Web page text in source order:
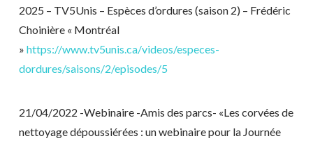
2025 – TV5Unis – Espèces d’ordures (saison 2) – Frédéric
Choinière « Montréal
» https://www.tv5unis.ca/videos/especes-
dordures/saisons/2/episodes/5
21/04/2022 -Webinaire -Amis des parcs- «Les corvées de
nettoyage dépoussiérées : un webinaire pour la Journée